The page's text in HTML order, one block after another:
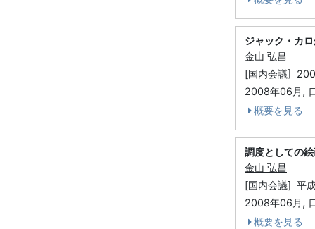
ジャック・カ
金山 弘昌
[国内会議]
2008年06月 ,
概要を見る
調度としての
金山 弘昌
[国内会議] 平
2008年06月 ,
概要を見る